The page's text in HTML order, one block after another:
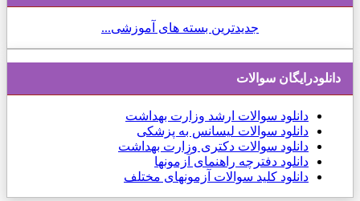
جدیدترین بسته های آموزشی...
دانلودرایگان سوالات
دانلود سوالات ارشد وزارت بهداشت
دانلود سوالات لیسانس به پزشکی
دانلود سوالات دکتری وزارت بهداشت
دانلود دفترچه راهنمای آزمونها
دانلود کلید سوالات آزمونهای مختلف